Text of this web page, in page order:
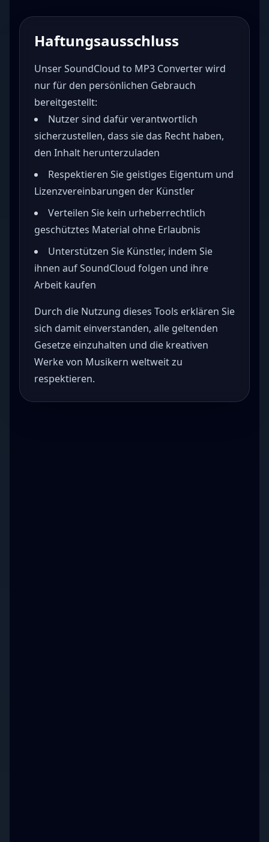
Haftungsausschluss
Unser SoundCloud to MP3 Converter wird
nur für den persönlichen Gebrauch
bereitgestellt:
Nutzer sind dafür verantwortlich
sicherzustellen, dass sie das Recht haben,
den Inhalt herunterzuladen
Respektieren Sie geistiges Eigentum und
Lizenzvereinbarungen der Künstler
Verteilen Sie kein urheberrechtlich
geschütztes Material ohne Erlaubnis
Unterstützen Sie Künstler, indem Sie
ihnen auf SoundCloud folgen und ihre
Arbeit kaufen
Durch die Nutzung dieses Tools erklären Sie
sich damit einverstanden, alle geltenden
Gesetze einzuhalten und die kreativen
Werke von Musikern weltweit zu
respektieren.